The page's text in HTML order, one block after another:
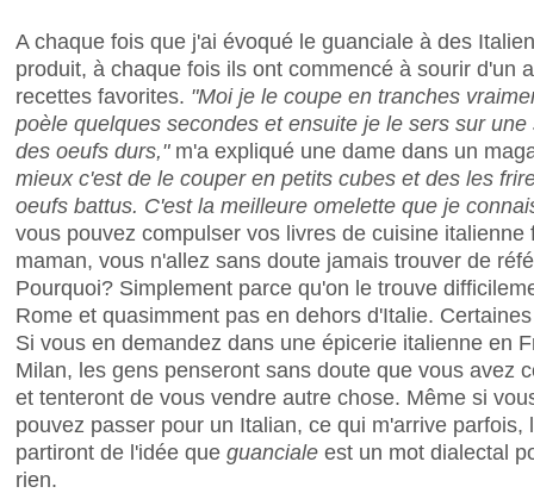
A chaque fois que j'ai évoqué le guanciale à des
produit, à chaque fois ils ont commencé à sourir d'un
recettes favorites. "Moi je le coupe en tranches
poèle quelques secondes et ensuite je le sers sur
des oeufs durs,"m'a expliqué une dame dans un
mieux c'est de le couper en petits cubes et des les
oeufs battus. C'est la meilleure omelette que je
vous pouvez compulser vos livres de cuisine italienne
maman, vous n'allez sans doute jamais trouver de
Pourquoi? Simplement parce qu'on le trouve
Rome et quasimment pas en dehors d'Italie.
Si vous en demandez dans une épicerie italienne en
Milan, les gens penseront sans doute que vous avez
et tenteront de vous vendre autre chose. Même si
pouvez passer pour un Italian, ce qui m'arrive parfois,
partiront de l'idée que guanciale est un mot dialectal
rien.